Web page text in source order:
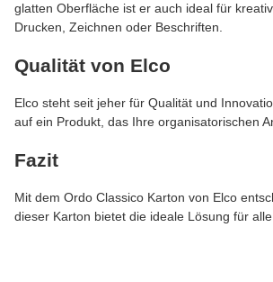
glatten Oberfläche ist er auch ideal für
Drucken, Zeichnen oder Beschriften.
Qualität von Elco
Elco steht seit jeher für Qualität und
auf ein Produkt, das Ihre organisatorischen
Fazit
Mit dem Ordo Classico Karton von Elco
dieser Karton bietet die ideale Lösung für